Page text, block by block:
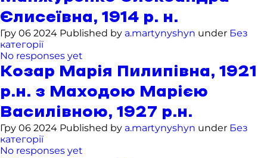
Єлисеївна, 1914 р. н.
Гру 06 2024 Published by a.martynyshyn under Без
категорії
No responses yet
Козар Марія Пилипівна, 1921
р.н. з Маходою Марією
Василівною, 1927 р.н.
Гру 06 2024 Published by a.martynyshyn under Без
категорії
No responses yet